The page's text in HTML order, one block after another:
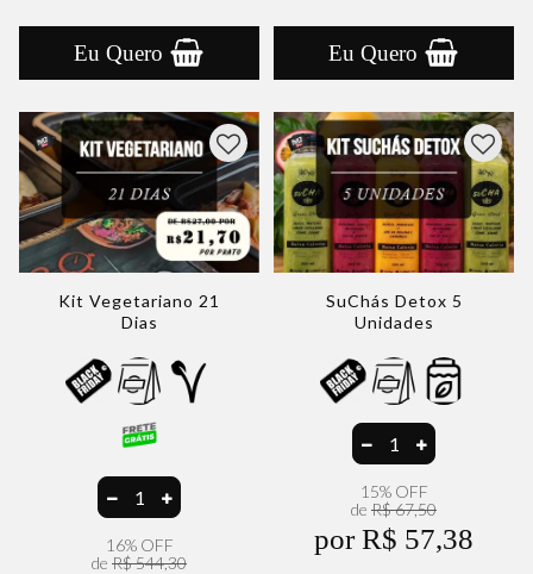
Eu Quero Eu Quero
Kit Vegetariano 21
Dias
16% OFF
de R$ 544,30
SuChás Detox 5
Unidades
15% OFF
de R$ 67,50
por R$ 57,38